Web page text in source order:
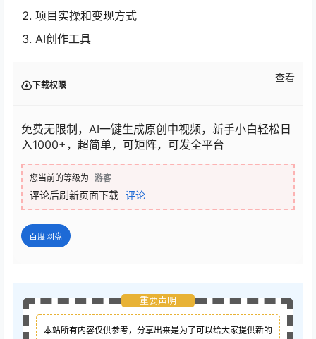
项目实操和变现方式
AI创作工具
下载权限
查看
免费无限制，AI一键生成原创中视频，新手小白轻松日
入1000+，超简单，可矩阵，可发全平台
您当前的等级为 游客
评论后刷新页面下载 评论
百度网盘
重要声明
本站所有内容仅供参考，分享出来是为了可以给大家提供新的